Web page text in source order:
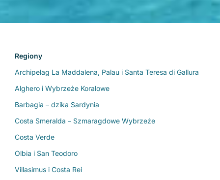
Regiony
Archipelag La Maddalena, Palau i Santa Teresa di Gallura
Alghero i Wybrzeże Koralowe
Barbagia – dzika Sardynia
Costa Smeralda – Szmaragdowe Wybrzeże
Costa Verde
Olbia i San Teodoro
Villasimus i Costa Rei